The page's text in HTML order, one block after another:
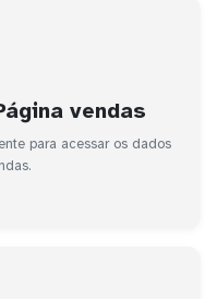
vendas
para acessar os dados